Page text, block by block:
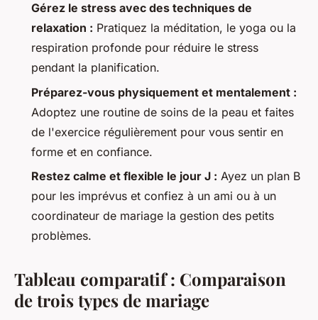
Gérez le stress avec des techniques de
relaxation : Pratiquez la méditation, le yoga ou la
respiration profonde pour réduire le stress
pendant la planification.
Préparez-vous physiquement et mentalement :
Adoptez une routine de soins de la peau et faites
de l'exercice régulièrement pour vous sentir en
forme et en confiance.
Restez calme et flexible le jour J : Ayez un plan B
pour les imprévus et confiez à un ami ou à un
coordinateur de mariage la gestion des petits
problèmes.
Tableau comparatif : Comparaison
de trois types de mariage